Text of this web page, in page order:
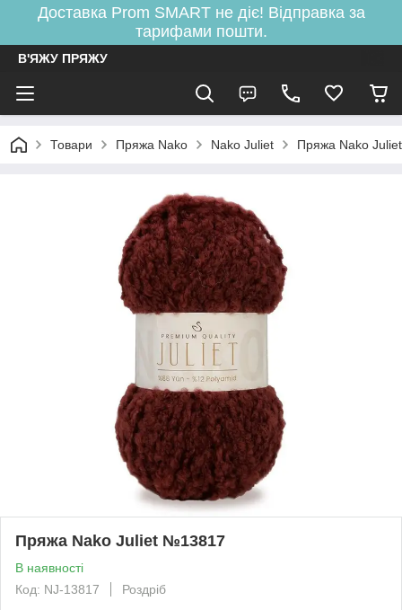
Доставка Prom SMART не діє! Відправка за
тарифами пошти.
В'ЯЖУ ПРЯЖУ
Товари Пряжа Nako Nako Juliet Пряжа Nako
Пряжа Nako Juliet №13817
В наявності
Код: NJ-13817
Роздріб